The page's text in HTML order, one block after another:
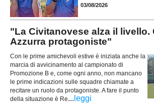
03/08/2026
"La Civitanovese alza il livello.
Azzurra protagoniste"
Con le prime amichevoli estive è iniziata anche la
marcia di avvicinamento al campionato di
Promozione B e, come ogni anno, non mancano
le prime indicazioni sulle squadre chiamate a
recitare un ruolo da protagoniste. A fare il punto
della situazione è Re... leggi